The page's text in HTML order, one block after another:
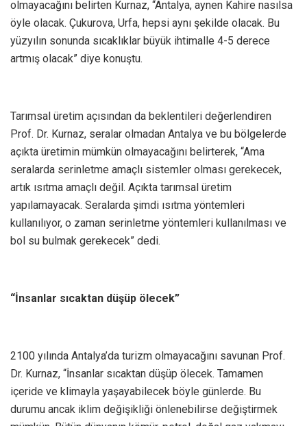
olmayacağını belirten Kurnaz, “Antalya, aynen Kahire nasılsa
öyle olacak. Çukurova, Urfa, hepsi aynı şekilde olacak. Bu
yüzyılın sonunda sıcaklıklar büyük ihtimalle 4-5 derece
artmış olacak” diye konuştu.
Tarımsal üretim açısından da beklentileri değerlendiren
Prof. Dr. Kurnaz, seralar olmadan Antalya ve bu bölgelerde
açıkta üretimin mümkün olmayacağını belirterek, “Ama
seralarda serinletme amaçlı sistemler olması gerekecek,
artık ısıtma amaçlı değil. Açıkta tarımsal üretim
yapılamayacak. Seralarda şimdi ısıtma yöntemleri
kullanılıyor, o zaman serinletme yöntemleri kullanılması ve
bol su bulmak gerekecek” dedi.
“İnsanlar sıcaktan düşüp ölecek”
2100 yılında Antalya’da turizm olmayacağını savunan Prof.
Dr. Kurnaz, “İnsanlar sıcaktan düşüp ölecek. Tamamen
içeride ve klimayla yaşayabilecek böyle günlerde. Bu
durumu ancak iklim değişikliği önlenebilirse değiştirmek